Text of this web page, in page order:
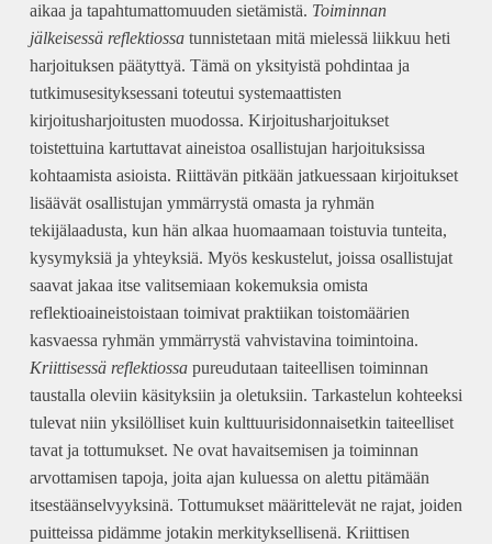
aikaa ja tapahtumattomuuden sietämistä. Toiminnan
jälkeisessä reflektiossa tunnistetaan mitä mielessä liikkuu heti
harjoituksen päätyttyä. Tämä on yksityistä pohdintaa ja
tutkimusesityksessani toteutui systemaattisten
kirjoitusharjoitusten muodossa. Kirjoitusharjoitukset
toistettuina kartuttavat aineistoa osallistujan harjoituksissa
kohtaamista asioista. Riittävän pitkään jatkuessaan kirjoitukset
lisäävät osallistujan ymmärrystä omasta ja ryhmän
tekijälaadusta, kun hän alkaa huomaamaan toistuvia tunteita,
kysymyksiä ja yhteyksiä. Myös keskustelut, joissa osallistujat
saavat jakaa itse valitsemiaan kokemuksia omista
reflektioaineistoistaan toimivat praktiikan toistomäärien
kasvaessa ryhmän ymmärrystä vahvistavina toimintoina.
Kriittisessä reflektiossa pureudutaan taiteellisen toiminnan
taustalla oleviin käsityksiin ja oletuksiin. Tarkastelun kohteeksi
tulevat niin yksilölliset kuin kulttuurisidonnaisetkin taiteelliset
tavat ja tottumukset. Ne ovat havaitsemisen ja toiminnan
arvottamisen tapoja, joita ajan kuluessa on alettu pitämään
itsestäänselvyyksinä. Tottumukset määrittelevät ne rajat, joiden
puitteissa pidämme jotakin merkityksellisenä. Kriittisen